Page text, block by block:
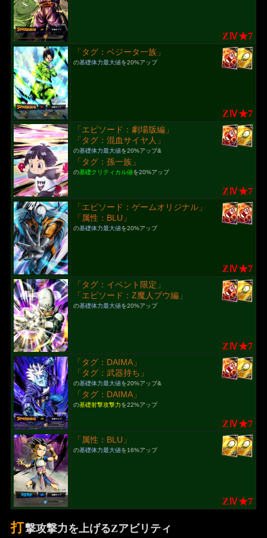
ZⅣ★7
「タグ：ベジータ一族」
の基礎体力最大値を20%アップ
ZⅣ★7
「エピソード：劇場版編」
「タグ：混血サイヤ人」
の基礎体力最大値を20%アップ&
「タグ：孫一族」
の基礎クリティカル値を20%アップ
ZⅣ★7
「エピソード：ゲームオリジナル」
「属性：BLU」
の基礎体力最大値を20%アップ
ZⅣ★7
「タグ：イベント限定」
「エピソード：Z魔人ブウ編」
の基礎体力最大値を20%アップ
ZⅣ★7
「タグ：DAIMA」
「タグ：武器持ち」
の基礎体力最大値を20%アップ&
「タグ：DAIMA」
の基礎射撃攻撃力を22%アップ
ZⅣ★7
「属性：BLU」
の基礎体力最大値を16%アップ
ZⅣ★7
打撃攻撃力を上げるZアビリティ